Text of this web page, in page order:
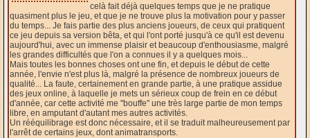
celà fait déjà quelques temps que je ne pratique
quasiment plus le jeu, et que je ne trouve plus la motivation pour y passer
du temps... Je fais partie des plus anciens joueurs, de ceux qui pratiquent
ce jeu depuis sa version bêta, et qui l'ont porté jusqu'à ce qu'il est devenu
aujourd'hui, avec un immense plaisir et beaucoup d'enthousiasme, malgré
les grandes difficultés que l'on a connues il y a quelques mois...
Mais toutes les bonnes choses ont une fin, et depuis le début de cette
année, l'envie n'est plus là, malgré la présence de nombreux joueurs de
qualité... La faute, certainement en grande partie, à une pratique assidue
des jeux online, à laquelle je mets un sérieux coup de frein en ce début
d'année, car cette activité me "bouffe" une très large partie de mon temps
libre, en amputant d'autant mes autres activités.
Un rééquilibrage est donc nécessaire, et il se traduit malheureusement par
l'arrêt de certains jeux, dont animatransports.